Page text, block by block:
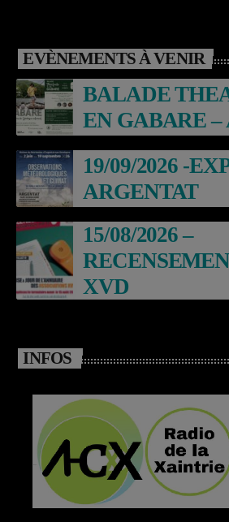
EVÈNEMENTS À VENIR
BALADE
EN GABARE
19/09/2026 -
ARGENTAT
15/08/2026 –
XVD
INFOS